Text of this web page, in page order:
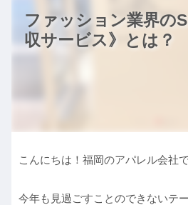
ファッション業界の
収サービス》とは？
こんにちは！福岡のアパレル会社
今年も見過ごすことのできないテー